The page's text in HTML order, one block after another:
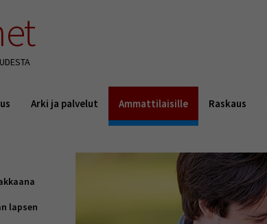
Arki ja palvelut Ammattilaisille Raskaus
lapsen